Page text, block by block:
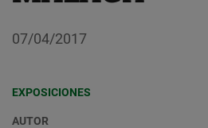
07/04/2017
EXPOSICIONES
AUTOR